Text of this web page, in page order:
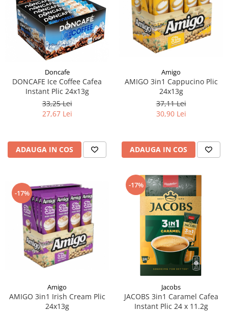
Doncafe
DONCAFE Ice Coffee Cafea
Instant Plic 24x13g
33,25 Lei
27,67 Lei
ADAUGA IN COS
Amigo
AMIGO 3in1 Cappucino Plic
24x13g
37,11 Lei
30,90 Lei
ADAUGA IN COS
-17%
Amigo
AMIGO 3in1 Irish Cream Plic
24x13g
-17%
Jacobs
JACOBS 3in1 Caramel Cafea
Instant Plic 24 x 11.2g